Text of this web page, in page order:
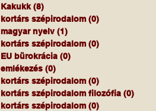
Kakukk (8)
kortárs szépirodalom (0)
magyar nyelv (1)
kortárs szépirodalom (0)
EU bürokrácia (0)
emlékezés (0)
kortárs szépirodalom (0)
kortárs szépirodalom filozófia (0)
kortárs szépirodalom (0)